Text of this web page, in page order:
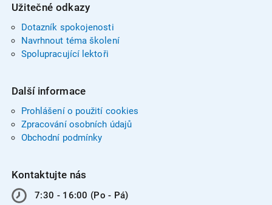
Užitečné odkazy
Dotazník spokojenosti
Navrhnout téma školení
Spolupracující lektoři
Další informace
Prohlášení o použití cookies
Zpracování osobních údajů
Obchodní podmínky
Kontaktujte nás
7:30 - 16:00 (Po - Pá)